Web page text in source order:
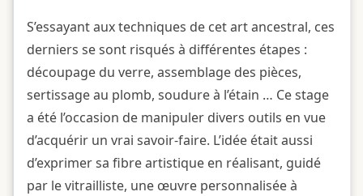
S’essayant aux techniques de cet art ancestral, ces
derniers se sont risqués à différentes étapes :
découpage du verre, assemblage des pièces,
sertissage au plomb, soudure à l’étain … Ce stage
a été l’occasion de manipuler divers outils en vue
d’acquérir un vrai savoir-faire. L’idée était aussi
d’exprimer sa fibre artistique en réalisant, guidé
par le vitrailliste, une œuvre personnalisée à